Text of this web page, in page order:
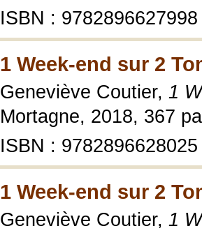
ISBN : 9782896627998
1 Week-end sur 2
Geneviève Coutier, 1
Mortagne, 2018, 367
ISBN : 9782896628025
1 Week-end sur 2
Geneviève Coutier, 1